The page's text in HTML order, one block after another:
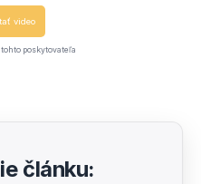
video
poskytovateľa
článku: